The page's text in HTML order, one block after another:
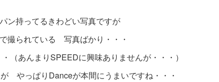
ン持ってるきわどい写真ですが
撮られている 写真ばかり・・・
（あんまりSPEEDに興味ありませんが・・・）
やっぱりDanceが本間にうまいですね・・・